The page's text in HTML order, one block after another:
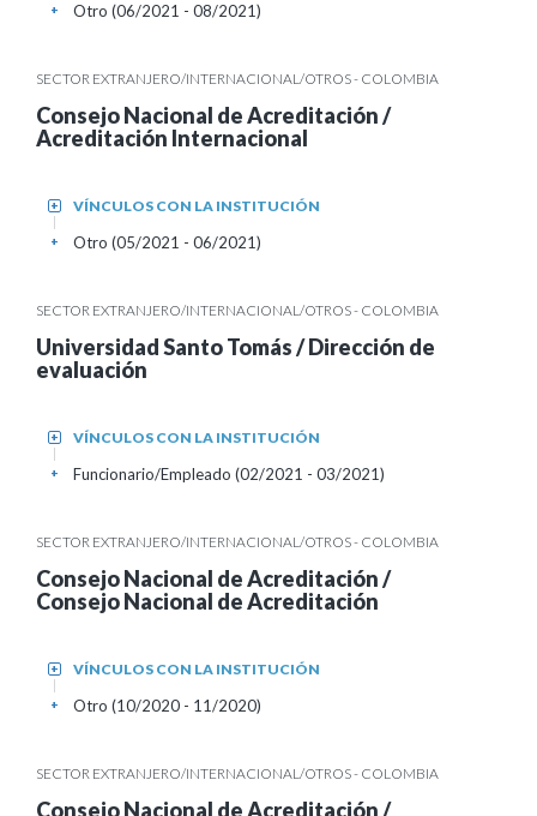
Otro (06/2021 - 08/2021)
+
SECTOR EXTRANJERO/INTERNACIONAL/OTROS - COLOMBIA
Consejo Nacional de Acreditación /
Acreditación Internacional
VÍNCULOS CON LA INSTITUCIÓN
+
Otro (05/2021 - 06/2021)
+
SECTOR EXTRANJERO/INTERNACIONAL/OTROS - COLOMBIA
Universidad Santo Tomás / Dirección de
evaluación
VÍNCULOS CON LA INSTITUCIÓN
+
Funcionario/Empleado (02/2021 - 03/2021)
+
SECTOR EXTRANJERO/INTERNACIONAL/OTROS - COLOMBIA
Consejo Nacional de Acreditación /
Consejo Nacional de Acreditación
VÍNCULOS CON LA INSTITUCIÓN
+
Otro (10/2020 - 11/2020)
+
SECTOR EXTRANJERO/INTERNACIONAL/OTROS - COLOMBIA
Consejo Nacional de Acreditación /